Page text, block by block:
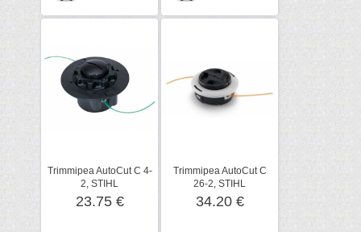
Trimmipea AutoCut C 4-
2, STIHL
23.75 €
Trimmipea AutoCut C
26-2, STIHL
34.20 €